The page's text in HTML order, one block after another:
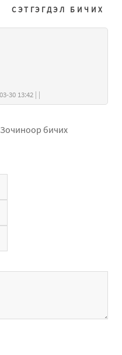
СЭТГЭГДЭЛ БИЧИХ
Зочин хэзээ бичсэн: 2011-03-30 13:42 | |
Зочиноор бичих